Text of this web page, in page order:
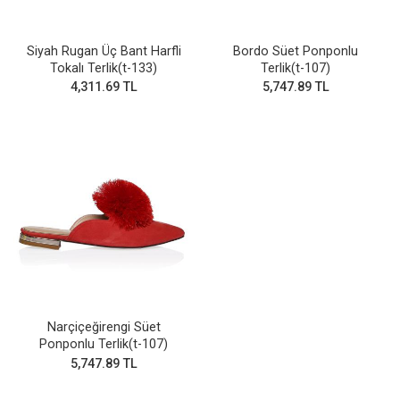
Siyah Rugan Üç Bant Harfli
Tokalı Terlik(t-133)
4,311.69 TL
Bordo Süet Ponponlu
Terlik(t-107)
5,747.89 TL
Narçiçeğirengi Süet
Ponponlu Terlik(t-107)
5,747.89 TL